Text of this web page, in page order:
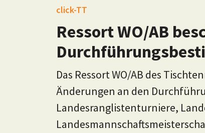
click-TT
Ressort WO/AB
Das Ressort WO/AB des
Änderungen an den
Landesranglistenturniere,